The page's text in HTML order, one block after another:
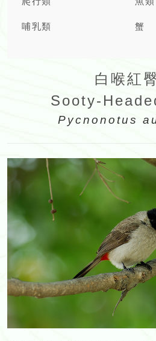
哺乳類 蟹
白喉紅
Sooty-
Pycnonotus